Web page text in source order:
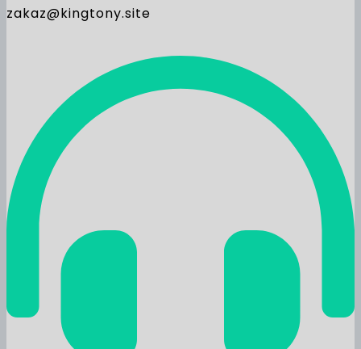
zakaz@kingtony.site